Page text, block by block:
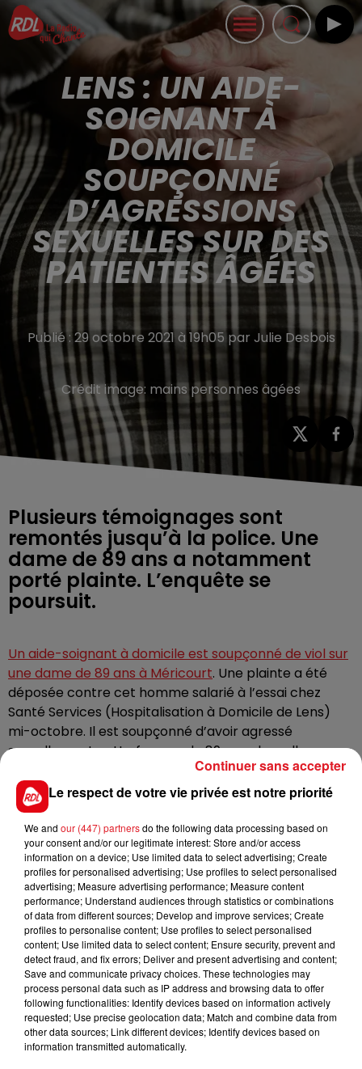
LENS : UN AIDE-
SOIGNANT À
DOMICILE
SOUPÇONNÉ
D’AGRESSIONS
SEXUELLES SUR DES
PATIENTES ÂGÉES
Publié : 29 octobre 2021 à 19h05 par Julie Desbois
Crédit image: mains personnes âgées
Plusieurs témoignages sont
remontés jusqu’à la police. Une
dame de 89 ans a notamment
porté plainte. L’enquête se
poursuit.
Un aide-soignant à domicile est soupçonné de viol sur
une dame de 89 ans à Méricourt. Une plainte a été
déposée contre cet homme salarié à l’essai chez
Santé Services (Hospitalisation à Domicile de Lens)
mi-octobre. Il est soupçonné d’avoir agressé
sexuellement cette femme de 89 ans chez elle,
pendant la toilette. Une autre dame, habitante de
Sallaumines, s’est manifestée auprès de la police
contre le même homme. L’homme a été suspendu de
ses fonctions, placé en garde à vue. Il a été relâché en
attendant les suites de l’enquête.
FIL D'ACTUS
Le respect de votre vie privée est notre priorité
We and our (447) partnersdo the following data processing based on
your consent and/or our legitimate interest: Store and/or access
information on a device; Use limited data to select advertising; Create
profiles for personalised advertising; Use profiles to select personalised
advertising; Measure advertising performance; Measure content
performance; Understand audiences through statistics or combinations
of data from different sources; Develop and improve services; Create
profiles to personalise content; Use profiles to select personalised
content; Use limited data to select content; Ensure security, prevent and
detect fraud, and fix errors; Deliver and present advertising and content;
Save and communicate privacy choices. These technologies may
process personal data such as IP address and browsing data to offer
following functionalities: Identify devices based on information actively
requested; Use precise geolocation data; Match and combine data from
other data sources; Link different devices; Identify devices based on
information transmitted automatically.
Continuer sans accepter